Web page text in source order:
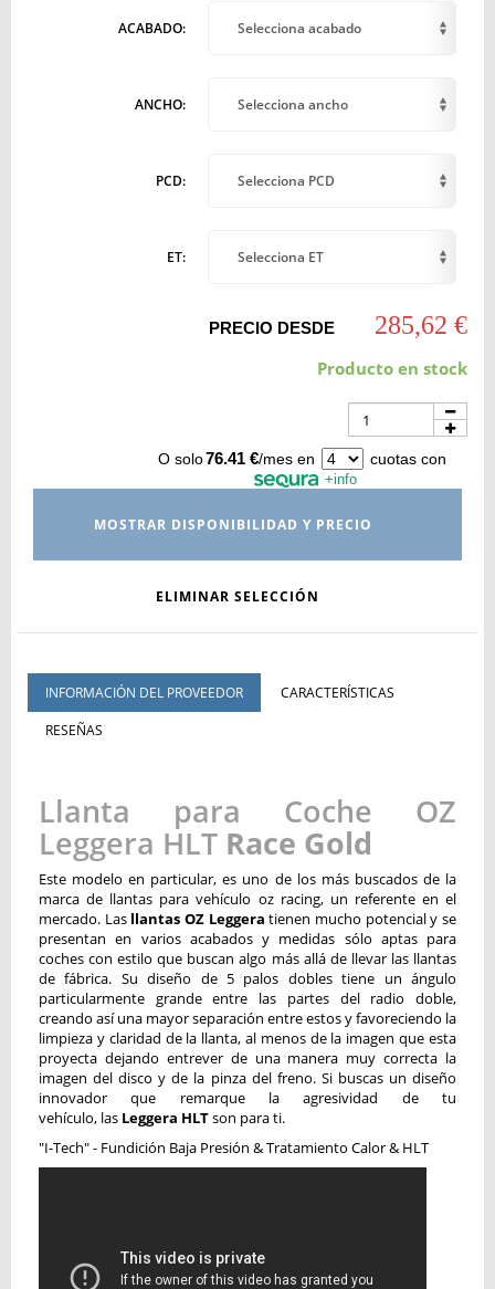
ACABADO: Selecciona acabado
ANCHO: Selecciona ancho
PCD: Selecciona PCD
ET: Selecciona ET
PRECIO DESDE 285,62 €
Producto en stock
O solo76.41 €/mes en cuotas con
+info
MOSTRAR DISPONIBILIDAD Y PRECIO
ELIMINAR SELECCIÓN
INFORMACIÓN DEL PROVEEDOR
CARACTERÍSTICAS
RESEÑAS
Llanta para Coche OZ
Leggera HLT Race Gold
Este modelo en particular, es uno de los más buscados de la
marca de llantas para vehículo oz racing, un referente en el
mercado. Las llantas OZ Leggera tienen mucho potencial y se
presentan en varios acabados y medidas sólo aptas para
coches con estilo que buscan algo más allá de llevar las llantas
de fábrica. Su diseño de 5 palos dobles tiene un ángulo
particularmente grande entre las partes del radio doble,
creando así una mayor separación entre estos y favoreciendo la
limpieza y claridad de la llanta, al menos de la imagen que esta
proyecta dejando entrever de una manera muy correcta la
imagen del disco y de la pinza del freno. Si buscas un diseño
innovador que remarque la agresividad de tu
vehículo, las Leggera HLTson para ti.
"I-Tech" - Fundición Baja Presión & Tratamiento Calor & HLT